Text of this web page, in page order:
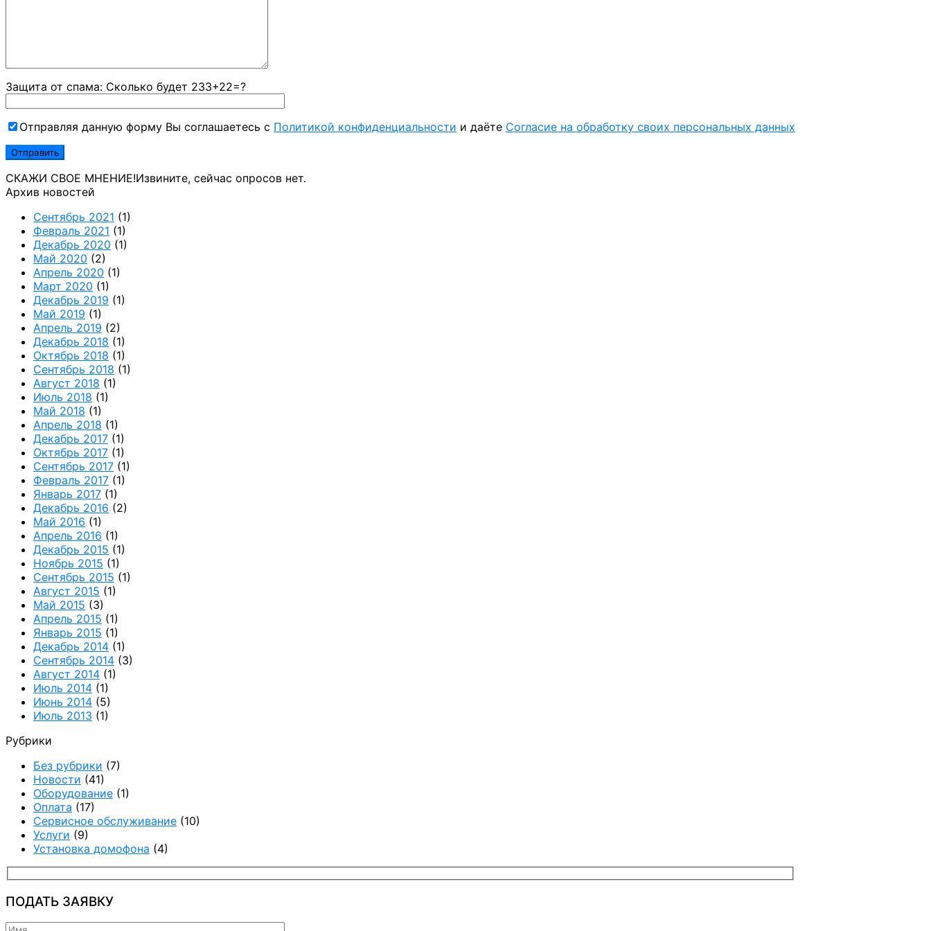
Защита от спама: Сколько будет 233+22=?
Отправляя данную форму Вы соглашаетесь с Политикой конфиденциальности и даёте Согласие на обработку своих персональных данных
СКАЖИ СВОЕ МНЕНИЕ!Извините, сейчас опросов нет.
Архив новостей
Сентябрь 2021 (1)
Февраль 2021 (1)
Декабрь 2020 (1)
Май 2020 (2)
Апрель 2020 (1)
Март 2020 (1)
Декабрь 2019 (1)
Май 2019 (1)
Апрель 2019 (2)
Декабрь 2018 (1)
Октябрь 2018 (1)
Сентябрь 2018 (1)
Август 2018 (1)
Июль 2018 (1)
Май 2018 (1)
Апрель 2018 (1)
Декабрь 2017 (1)
Октябрь 2017 (1)
Сентябрь 2017 (1)
Февраль 2017 (1)
Январь 2017 (1)
Декабрь 2016 (2)
Май 2016 (1)
Апрель 2016 (1)
Декабрь 2015 (1)
Ноябрь 2015 (1)
Сентябрь 2015 (1)
Август 2015 (1)
Май 2015 (3)
Апрель 2015 (1)
Январь 2015 (1)
Декабрь 2014 (1)
Сентябрь 2014 (3)
Август 2014 (1)
Июль 2014 (1)
Июнь 2014 (5)
Июль 2013 (1)
Рубрики
Без рубрики (7)
Новости (41)
Оборудование (1)
Оплата (17)
Сервисное обслуживание (10)
Услуги (9)
Установка домофона (4)
ПОДАТЬ ЗАЯВКУ